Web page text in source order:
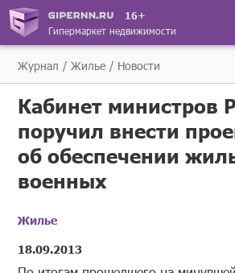
16+
Гипермаркет недвижимости
Журнал Жилье Новости
Кабинет министров
поручил внести
об обеспечении
военных
Жилье
18.09.2013